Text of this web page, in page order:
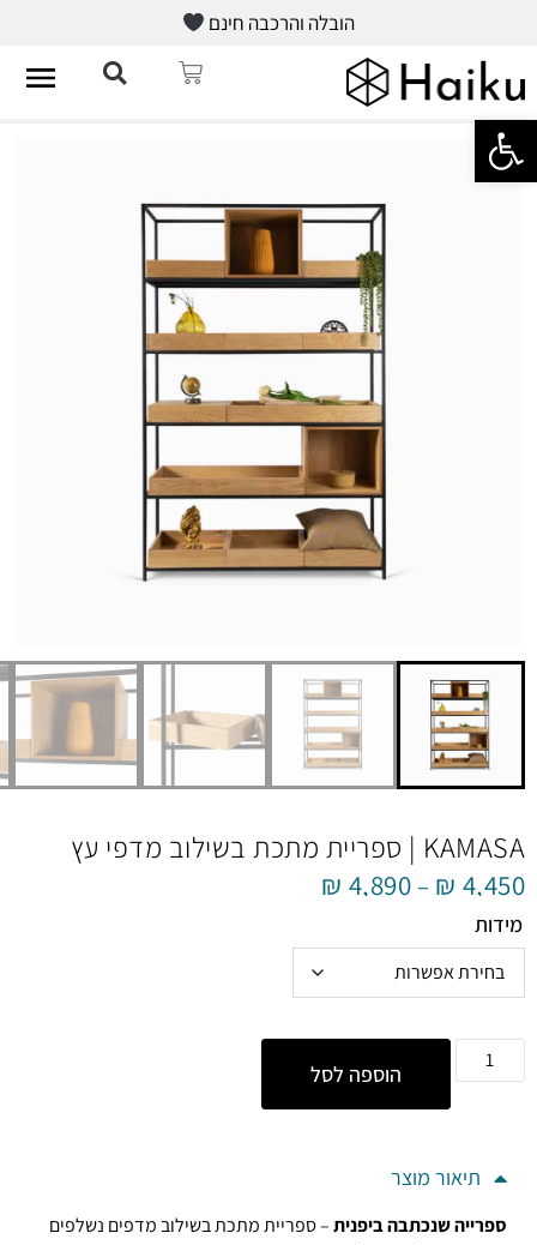
פתח סרגל נגישות
הובלה והרכבה חינם
KAMASA | ספריית מתכת בשילוב מדפי עץ
₪ 4,450
–
₪ 4,890
מידות
הוספה לסל
תיאור מוצר
ספרייה שנכתבה ביפנית– ספריית מתכת בשילוב מדפים נשלפים